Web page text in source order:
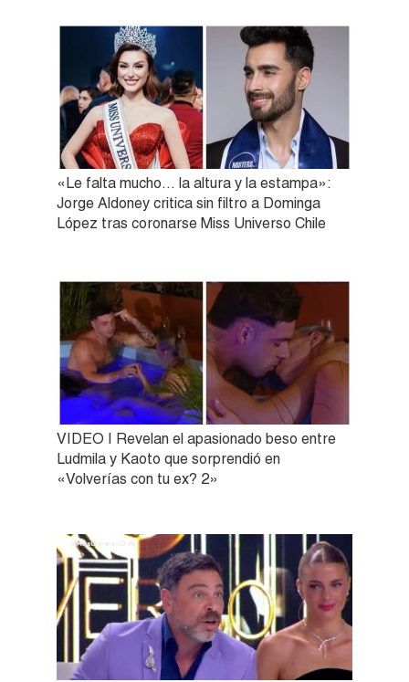
«Le falta mucho… la altura y la estampa»:
Jorge Aldoney critica sin filtro a Dominga
López tras coronarse Miss Universo Chile
VIDEO | Revelan el apasionado beso entre
Ludmila y Kaoto que sorprendió en
«Volverías con tu ex? 2»